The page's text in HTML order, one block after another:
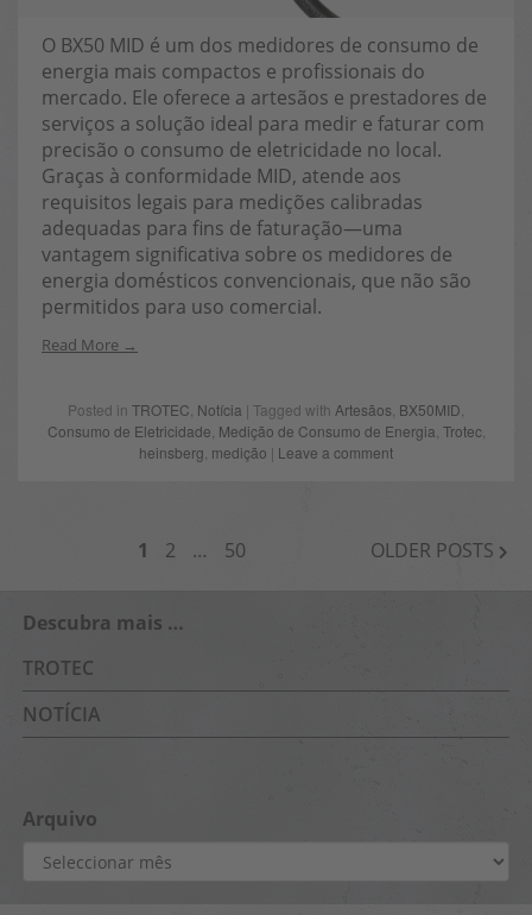
O BX50 MID é um dos medidores de consumo de
energia mais compactos e profissionais do
mercado. Ele oferece a artesãos e prestadores de
serviços a solução ideal para medir e faturar com
precisão o consumo de eletricidade no local.
Graças à conformidade MID, atende aos
requisitos legais para medições calibradas
adequadas para fins de faturação—uma
vantagem significativa sobre os medidores de
energia domésticos convencionais, que não são
permitidos para uso comercial.
Read More
Posted in TROTEC Notícia | Tagged with Artesãos BX50MID
Consumo de Eletricidade Medição de Consumo de Energia Trotec,
heinsberg medição | Leave a comment
1 2 … 50 OLDER POSTS
Descubra mais …
TROTEC
NOTÍCIA
Arquivo
Arquivo